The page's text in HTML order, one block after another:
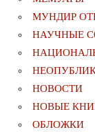
МУНДИР
НАУЧНЫЕ
НОВОСТИ
НОВЫЕ
ОБЛОЖКИ